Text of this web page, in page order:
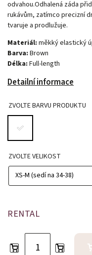
odvahou.Odhalená záda
rukávům, zatímco precizní
tvaruje a prodlužuje.
Materiál: měkký elastický
Barva: Brown
Délka: Full-length
Detailní informace
ZVOLTE BARVU PRODUKTU
ZVOLTE VELIKOST
RENTAL